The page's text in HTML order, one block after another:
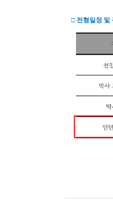
□ 전형일정 및